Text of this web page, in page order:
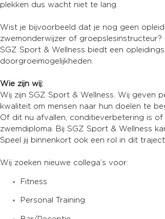
plekken dus wacht niet te lang.
Wist je bijvoorbeeld dat je nog geen
zwemonderwijzer of groepslesinstructeur?
SGZ Sport & Wellness biedt een
doorgroeimogelijkheden.
Wie zijn wij:
Wij zijn SGZ Sport & Wellness. Wij geven
kwaliteit om mensen naar hun doelen te
Of dit nu afvallen, conditieverbetering is of
zwemdiploma. Bij SGZ Sport & Wellness
Speel jij binnenkort ook een rol in dit
Wij zoeken nieuwe collega’s voor:
Fitness
Personal Training